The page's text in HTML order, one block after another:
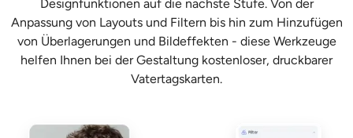
Designfunktionen auf die nächste Stufe. Von der
Anpassung von Layouts und Filtern bis hin zum Hinzufügen
von Überlagerungen und Bildeffekten - diese Werkzeuge
helfen Ihnen bei der Gestaltung kostenloser, druckbarer
Vatertagskarten.